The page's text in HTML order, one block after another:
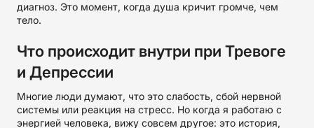
диагноз. Это момент, когда душа кричит громче, чем
тело.
Что происходит внутри при Тревоге
и Депрессии
Многие люди думают, что это слабость, сбой нервной
системы или реакция на стресс. Но когда я работаю с
энергией человека, вижу совсем другое: это история,